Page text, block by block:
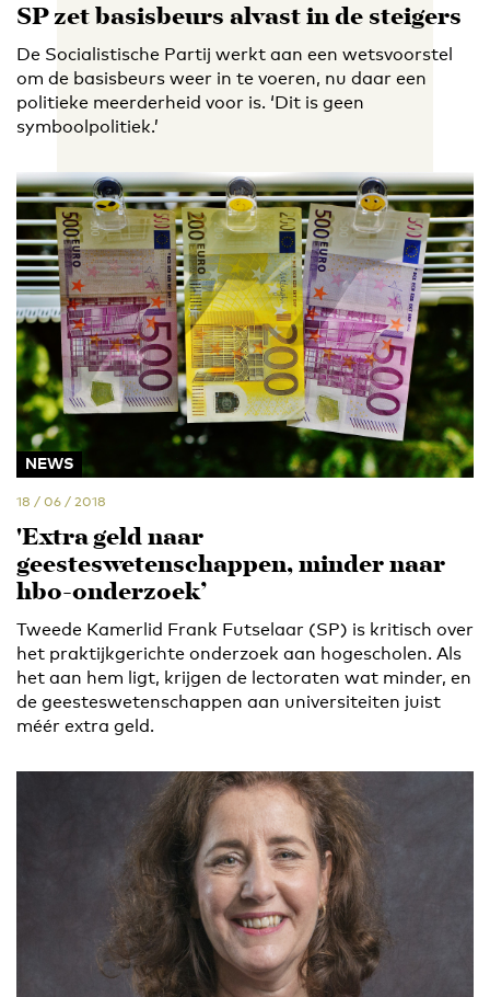
SP zet basisbeurs alvast in de steigers
De Socialistische Partij werkt aan een wetsvoorstel
om de basisbeurs weer in te voeren, nu daar een
politieke meerderheid voor is. ‘Dit is geen
symboolpolitiek.’
NEWS
18 / 06 / 2018
'Extra geld naar
geesteswetenschappen, minder naar
hbo-onderzoek’
Tweede Kamerlid Frank Futselaar (SP) is kritisch over
het praktijkgerichte onderzoek aan hogescholen. Als
het aan hem ligt, krijgen de lectoraten wat minder, en
de geesteswetenschappen aan universiteiten juist
méér extra geld.